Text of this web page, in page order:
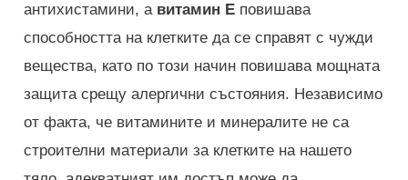
антихистамини, а витамин Е повишава
способността на клетките да се справят с чужди
вещества, като по този начин повишава мощната
защита срещу алергични състояния. Независимо
от факта, че витамините и минералите не са
строителни материали за клетките на нашето